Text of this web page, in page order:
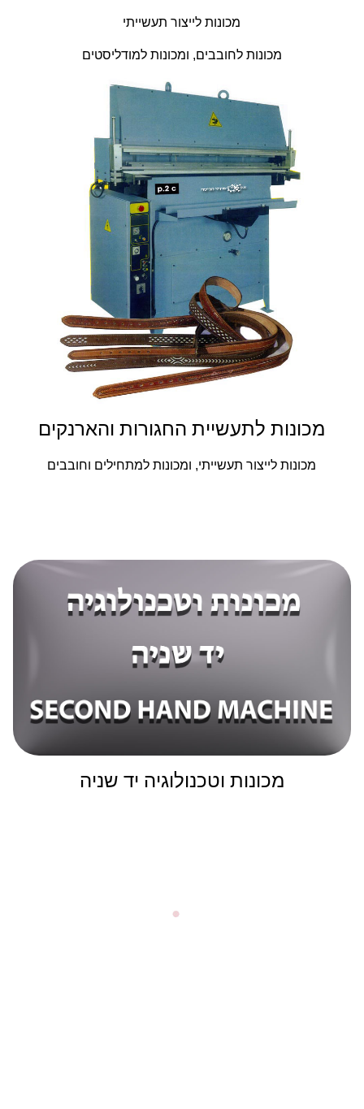
מכונות לייצור תעשייתי
מכונות לחובבים, ומכונות למודליסטים
מכונות לתעשיית החגורות והארנקים
מכונות לייצור תעשייתי, ומכונות למתחילים וחובבים
מכונות וטכנולוגיה יד שניה